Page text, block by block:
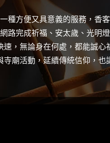
種方便又具意義的服務，香
路完成祈福、安太歲、光明
，無論身在何處，都能誠心
寺廟活動，延續傳統信仰，也